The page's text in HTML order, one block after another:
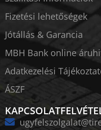
Fizetési lehetőségek
Jótállás & Garancia
MBH Bank online
Adatkezelési
ÁSZF